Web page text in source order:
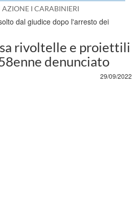
I CARABINIERI
rivoltelle e proiettili
denunciato
29/09/2022